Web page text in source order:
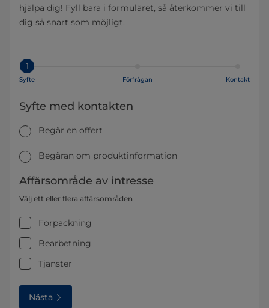
hjälpa dig! Fyll bara i formuläret, så återkommer vi till
dig så snart som möjligt.
1
Syfte Förfrågan Kontakt
Syfte med kontakten
Begär en offert
Begäran om produktinformation
Affärsområde av intresse
Välj ett eller flera affärsområden
Förpackning
Bearbetning
Tjänster
Nästa